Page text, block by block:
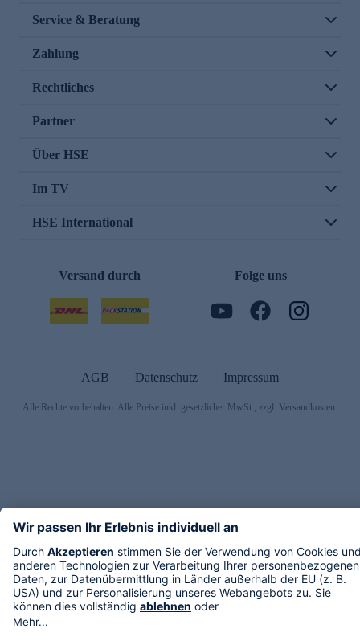
Service & Beratung
Zahlung
Rechtliches
Partner
Über HSE
Im TV
HSE International
Versand durch Folge uns
AGB Datenschutz Impressum
Alle Rechte vorbehalten. Alle Preise inkl. gesetzlicher MwSt., zzgl. Versandkosten.